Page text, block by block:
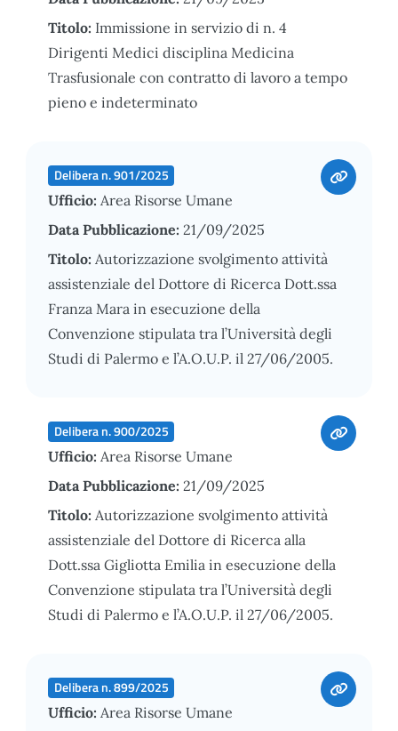
Titolo: Immissione in servizio di n. 4
Dirigenti Medici disciplina Medicina
Trasfusionale con contratto di lavoro a tempo
pieno e indeterminato
Delibera n. 901/2025
Ufficio: Area Risorse Umane
Data Pubblicazione: 21/09/2025
Titolo: Autorizzazione svolgimento attività
assistenziale del Dottore di Ricerca Dott.ssa
Franza Mara in esecuzione della
Convenzione stipulata tra l’Università degli
Studi di Palermo e l’A.O.U.P. il 27/06/2005.
Delibera n. 900/2025
Ufficio: Area Risorse Umane
Data Pubblicazione: 21/09/2025
Titolo: Autorizzazione svolgimento attività
assistenziale del Dottore di Ricerca alla
Dott.ssa Gigliotta Emilia in esecuzione della
Convenzione stipulata tra l’Università degli
Studi di Palermo e l’A.O.U.P. il 27/06/2005.
Delibera n. 899/2025
Ufficio: Area Risorse Umane